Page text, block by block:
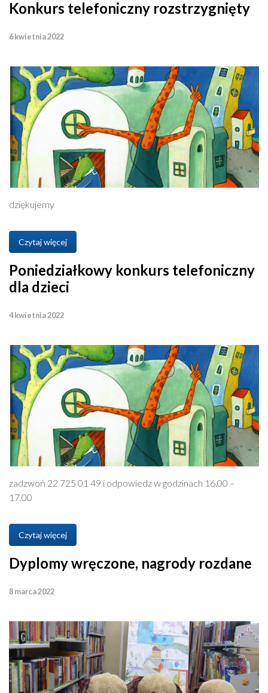
Konkurs telefoniczny rozstrzygnięty
6 kwietnia 2022
dziękujemy
Czytaj więcej
Poniedziałkowy konkurs telefoniczny
dla dzieci
4 kwietnia 2022
zadzwoń 22 725 01 49 i odpowiedz w godzinach 16.00 –
17.00
Czytaj więcej
Dyplomy wręczone, nagrody rozdane
8 marca 2022